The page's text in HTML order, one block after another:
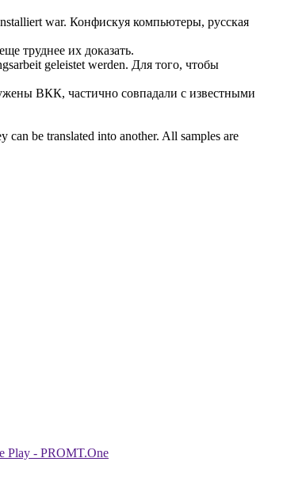
war. Конфискуя компьютеры, русская
труднее их доказать.
geleistet werden. Для того, чтобы
ВКК, частично совпадали с известными
be translated into another. All samples are